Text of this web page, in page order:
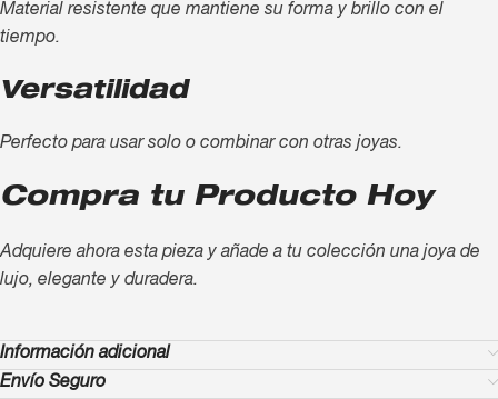
Material resistente que mantiene su forma y brillo con el
tiempo.
Versatilidad
Perfecto para usar solo o combinar con otras joyas.
Compra tu Producto Hoy
Adquiere ahora esta pieza y añade a tu colección una joya de
lujo, elegante y duradera.
Información adicional
Envío Seguro